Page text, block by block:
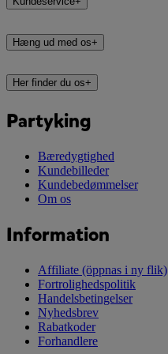
Hæng ud med os+
Her finder du os+
Partyking
Bæredygtighed
Kundebilleder
Kundebedømmelser
Om os
Information
Affiliate (öppnas i ny flik)
Fortrolighedspolitik
Handelsbetingelser
Nyhedsbrev
Rabatkoder
Forhandlere